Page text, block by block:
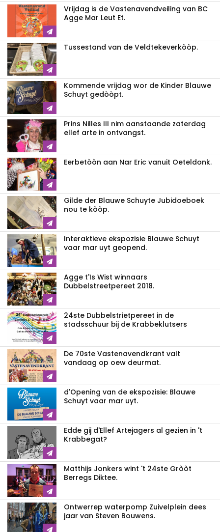
Vrijdag is de Vastenavendveiling van BC
Agge Mar Leut Et.
Tussestand van de Veldtekeverkòòp.
Kommende vrijdag wor de Kinder Blauwe
Schuyt gedòòpt.
Prins Nilles III nim aanstaande zaterdag
ellef arte in ontvangst.
Eerbetòòn aan Nar Eric vanuit Oeteldonk.
Gilde der Blauwe Schuyte Jubidoeboek
nou te kòòp.
Interaktieve ekspozisie Blauwe Schuyt
vaar mar uyt geopend.
Agge t'Is Wist winnaars
Dubbelstreetpereet 2018.
24ste Dubbelstrietpereet in de
stadsschuur bij de Krabbeklutsers
De 70ste Vastenavendkrant valt
vandaag op oew deurmat.
d'Opening van de ekspozisie: Blauwe
Schuyt vaar mar uyt.
Edde gij d'Ellef Artejagers al gezien in 't
Krabbegat?
Matthijs Jonkers wint 't 24ste Gròòt
Berregs Diktee.
Ontwerrep waterpomp Zuivelplein dees
jaar van Steven Bouwens.